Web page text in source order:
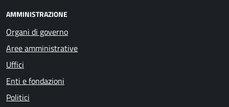
AMMINISTRAZIONE
Organi di governo
Aree amministrative
Uffici
Enti e fondazioni
Politici